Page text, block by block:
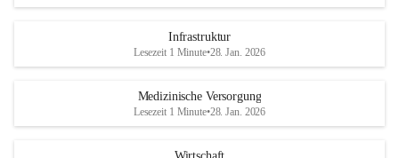
Infrastruktur
Lesezeit 1 Minute•28. Jan. 2026
Medizinische Versorgung
Lesezeit 1 Minute•28. Jan. 2026